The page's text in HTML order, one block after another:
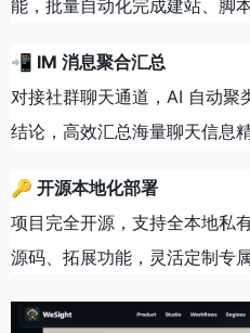
能，批量自动化完成建站、脚
📲 IM 消息聚合汇总
对接社群聊天通道，AI 自动聚
结论，高效汇总海量聊天信息精
🔑 开源本地化部署
项目完全开源，支持全本地私
源码、拓展功能，灵活定制专